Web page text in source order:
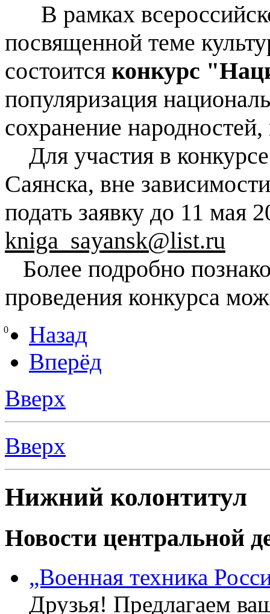
В рамках
посвященной теме
состоится конкурс
популяризация
сохранение
Для участия в
Саянска, вне
подать заявку до 11 мая
kniga_sayansk@list.ru
Более подробно
проведения конкурса
0
Назад
Вперёд
Вверх
Вверх
Нижний колонтитул
Новости центральной
„Военная техника
Друзья! Предлагаем